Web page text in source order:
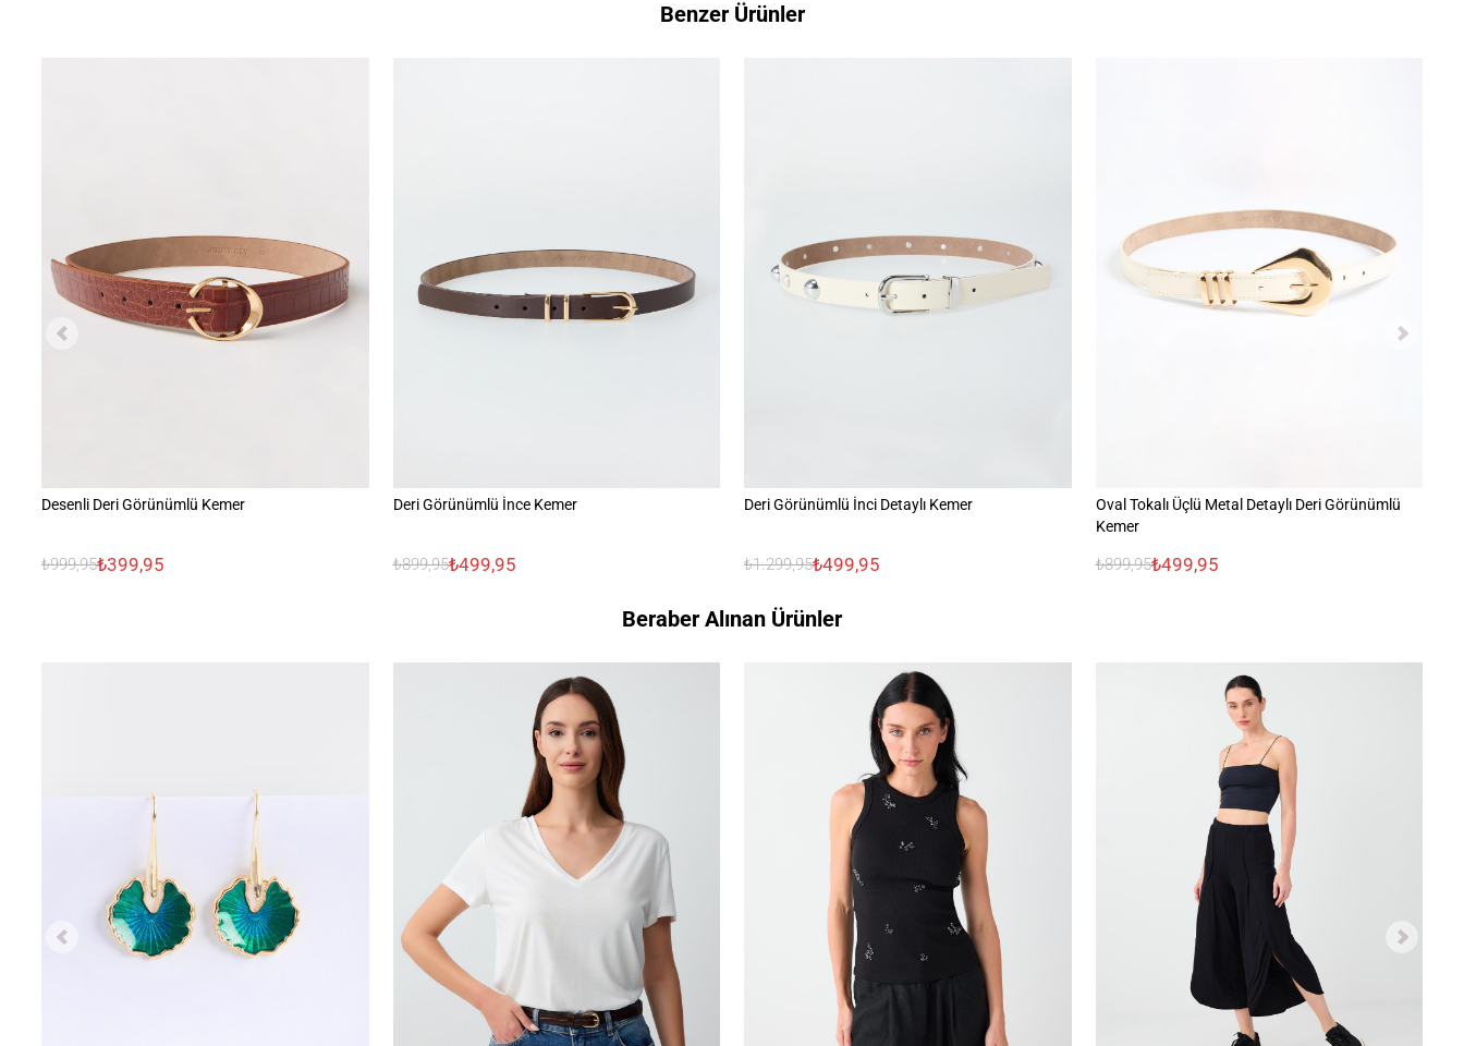
Benzer Ürünler
Desenli Deri Görünümlü Kemer
₺999,95₺399,95
Deri Görünümlü İnce Kemer
₺899,95₺499,95
Deri Görünümlü İnci Detaylı Kemer
₺1.299,95₺499,95
Oval Tokalı Üçlü Metal Detaylı Deri Görünümlü
Kemer
₺899,95₺499,95
Beraber Alınan Ürünler